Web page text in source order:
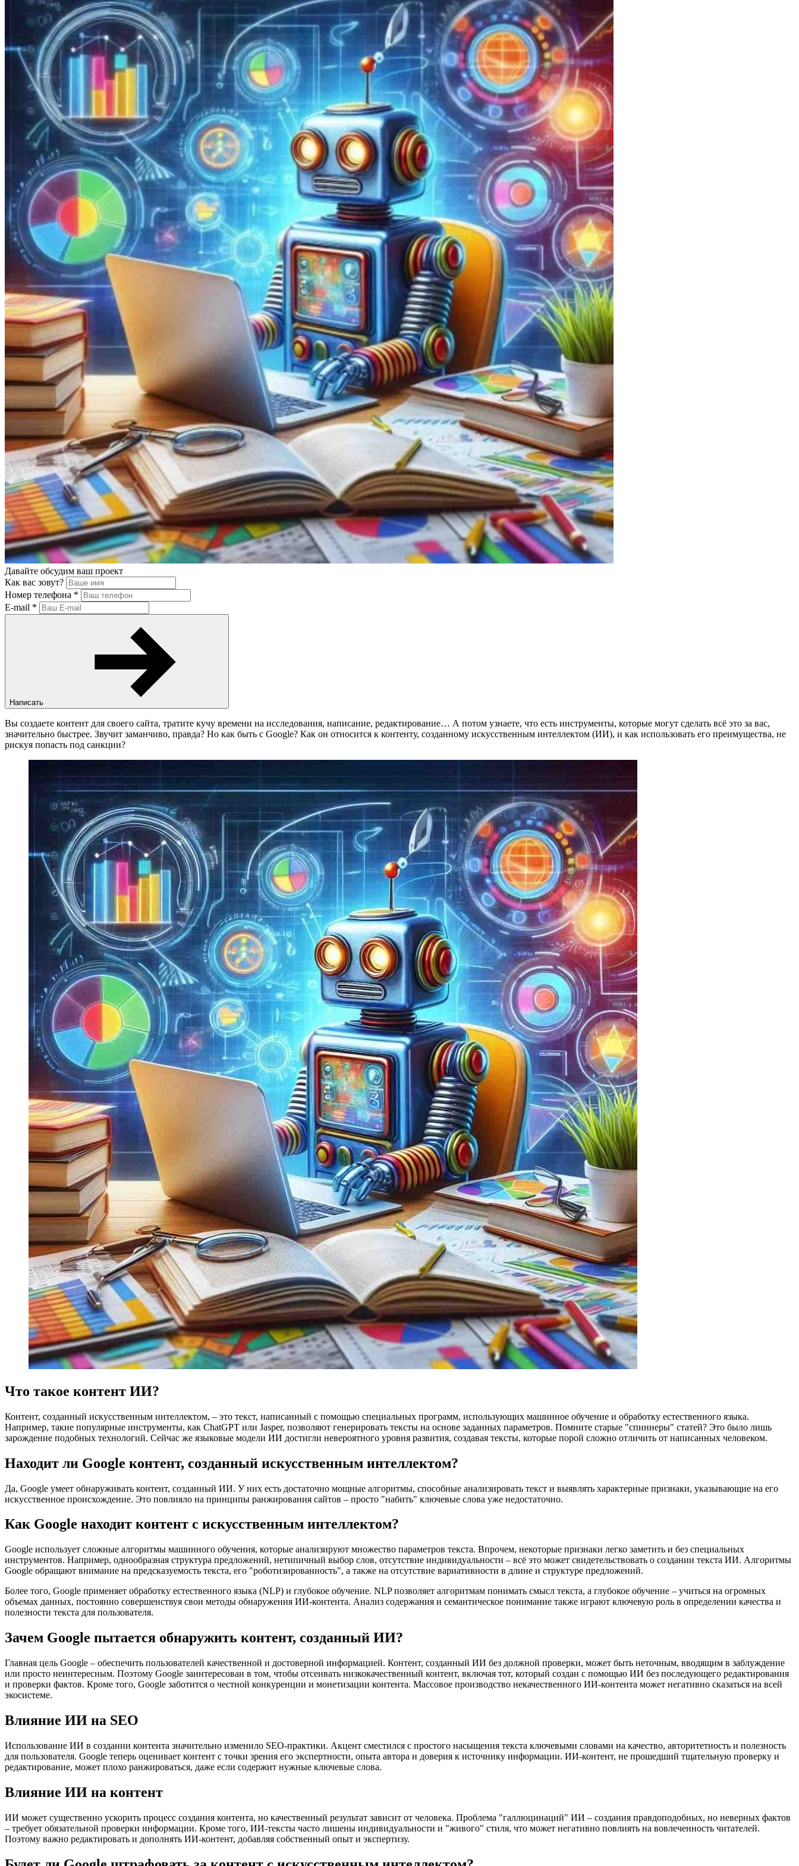
Давайте обсудим ваш проект
Как вас зовут?
Номер телефона *
E-mail *
Написать
Вы создаете контент для своего сайта, тратите кучу времени на исследования, написание, редактирование… А потом узнаете, что есть инструменты, которые могут сделать всё это за вас,
значительно быстрее. Звучит заманчиво, правда? Но как быть с Google? Как он относится к контенту, созданному искусственным интеллектом (ИИ), и как использовать его преимущества, не
рискуя попасть под санкции?
Что такое контент ИИ?
Контент, созданный искусственным интеллектом, – это текст, написанный с помощью специальных программ, использующих машинное обучение и обработку естественного языка.
Например, такие популярные инструменты, как ChatGPT или Jasper, позволяют генерировать тексты на основе заданных параметров. Помните старые "спиннеры" статей? Это было лишь
зарождение подобных технологий. Сейчас же языковые модели ИИ достигли невероятного уровня развития, создавая тексты, которые порой сложно отличить от написанных человеком.
Находит ли Google контент, созданный искусственным интеллектом?
Да, Google умеет обнаруживать контент, созданный ИИ. У них есть достаточно мощные алгоритмы, способные анализировать текст и выявлять характерные признаки, указывающие на его
искусственное происхождение. Это повлияло на принципы ранжирования сайтов – просто "набить" ключевые слова уже недостаточно.
Как Google находит контент с искусственным интеллектом?
Google использует сложные алгоритмы машинного обучения, которые анализируют множество параметров текста. Впрочем, некоторые признаки легко заметить и без специальных
инструментов. Например, однообразная структура предложений, нетипичный выбор слов, отсутствие индивидуальности – всё это может свидетельствовать о создании текста ИИ. Алгоритмы
Google обращают внимание на предсказуемость текста, его "роботизированность", а также на отсутствие вариативности в длине и структуре предложений.
Более того, Google применяет обработку естественного языка (NLP) и глубокое обучение. NLP позволяет алгоритмам понимать смысл текста, а глубокое обучение – учиться на огромных
объемах данных, постоянно совершенствуя свои методы обнаружения ИИ-контента. Анализ содержания и семантическое понимание также играют ключевую роль в определении качества и
полезности текста для пользователя.
Зачем Google пытается обнаружить контент, созданный ИИ?
Главная цель Google – обеспечить пользователей качественной и достоверной информацией. Контент, созданный ИИ без должной проверки, может быть неточным, вводящим в заблуждение
или просто неинтересным. Поэтому Google заинтересован в том, чтобы отсеивать низкокачественный контент, включая тот, который создан с помощью ИИ без последующего редактирования
и проверки фактов. Кроме того, Google заботится о честной конкуренции и монетизации контента. Массовое производство некачественного ИИ-контента может негативно сказаться на всей
экосистеме.
Влияние ИИ на SEO
Использование ИИ в создании контента значительно изменило SEO-практики. Акцент сместился с простого насыщения текста ключевыми словами на качество, авторитетность и полезность
для пользователя. Google теперь оценивает контент с точки зрения его экспертности, опыта автора и доверия к источнику информации. ИИ-контент, не прошедший тщательную проверку и
редактирование, может плохо ранжироваться, даже если содержит нужные ключевые слова.
Влияние ИИ на контент
ИИ может существенно ускорить процесс создания контента, но качественный результат зависит от человека. Проблема "галлюцинаций" ИИ – создания правдоподобных, но неверных фактов
– требует обязательной проверки информации. Кроме того, ИИ-тексты часто лишены индивидуальности и "живого" стиля, что может негативно повлиять на вовлеченность читателей.
Поэтому важно редактировать и дополнять ИИ-контент, добавляя собственный опыт и экспертизу.